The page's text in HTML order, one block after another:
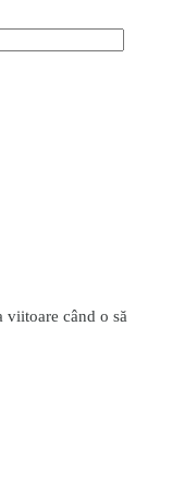
viitoare când o să